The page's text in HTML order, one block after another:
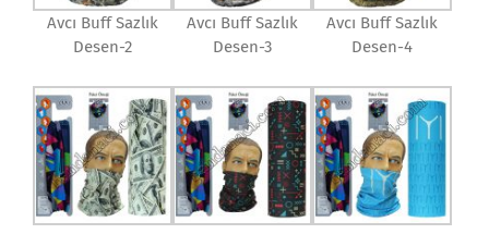
Avcı Buff Sazlık
Desen-2
Avcı Buff Sazlık
Desen-3
Avcı Buff Sazlık
Desen-4